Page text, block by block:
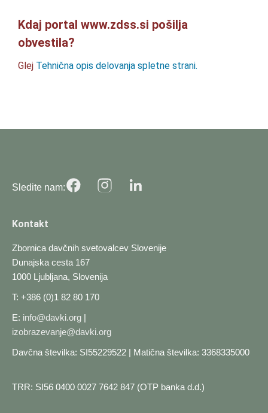
Kdaj portal www.zdss.si pošilja
obvestila?
Glej Tehnična opis delovanja spletne strani.
Sledite nam:
Kontakt
Zbornica davčnih svetovalcev Slovenije
Dunajska cesta 167
1000 Ljubljana, Slovenija
T: +386 (0)1 82 80 170
E: info@davki.org |
izobrazevanje@davki.org
Davčna številka: SI55229522 | Matična številka: 3368335000
TRR: SI56 0400 0027 7642 847 (OTP banka d.d.)